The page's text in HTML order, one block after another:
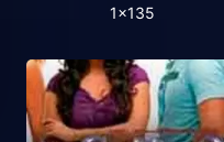
1x135